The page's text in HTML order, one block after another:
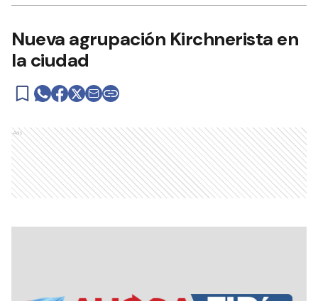
Nueva agrupación Kirchnerista en
la ciudad
Ads